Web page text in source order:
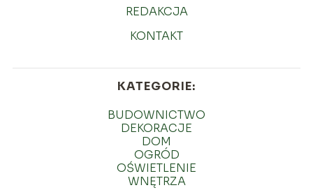
REDAKCJA
KONTAKT
KATEGORIE:
BUDOWNICTWO
DEKORACJE
DOM
OGRÓD
OŚWIETLENIE
WNĘTRZA